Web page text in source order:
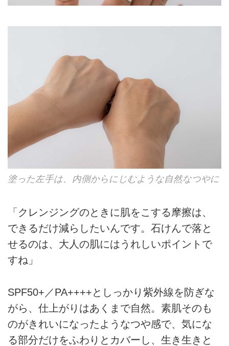
塗った左手は、内側からにじむような自然なつやに
「クレンジングのときに肌をこする摩擦は、
できるだけ減らしたいんです。石けんで落と
せるのは、大人の肌にはうれしいポイントで
すね」
SPF50+／PA++++としっかり紫外線を防ぎな
がら、仕上がりはあくまで自然。素肌そのも
のがきれいになったようなつや感で、気にな
る部分だけをふわりとカバーし、生き生きと